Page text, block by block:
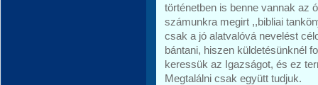
történetben is benne vannak az
számunkra megirt ,,bibliai
csak a jó alatvalóvá nevelést
bántani, hiszen küldetésünknél
keressük az Igazságot, és ez
Megtalálni csak együtt tudjuk.